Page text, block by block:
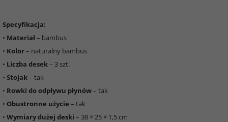
Specyfikacja:
• Materiał– bambus
• Kolor– naturalny bambus
• Liczba desek– 3 szt.
• Stojak– tak
• Rowki do odpływu płynów– tak
• Obustronne użycie – tak
• Wymiary dużej deski – 38 × 25 × 1,5 cm